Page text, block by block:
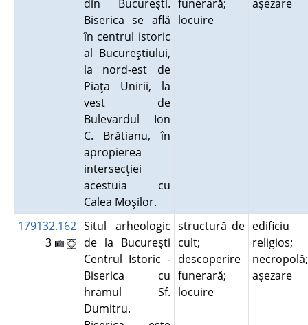
din Bucureşti.
Biserica se află
în centrul istoric
al Bucureştiului,
la nord-est de
Piaţa Unirii, la
vest de
Bulevardul Ion
C. Brătianu, în
apropierea
intersecţiei
acestuia cu
Calea Moşilor.
funerară;
locuire
aşezare
179132.162
3
Situl arheologic
de la Bucureşti
Centrul Istoric -
Biserica cu
hramul Sf.
Dumitru.
structură de
cult;
descoperire
funerară;
locuire
edificiu
religios;
necropolă;
aşezare